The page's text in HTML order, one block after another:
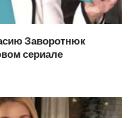
Заворотнюк
сериале